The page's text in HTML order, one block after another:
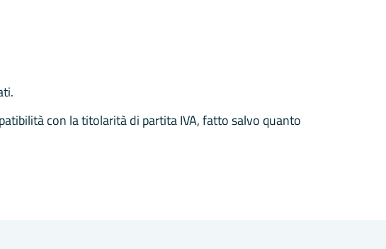
con la titolarità di partita IVA, fatto salvo quanto